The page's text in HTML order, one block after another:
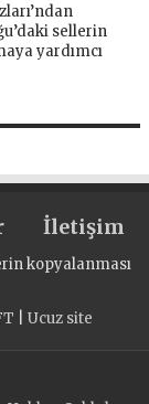
sellerin
yardımcı
İletişim
kopyalanması
Ucuz site